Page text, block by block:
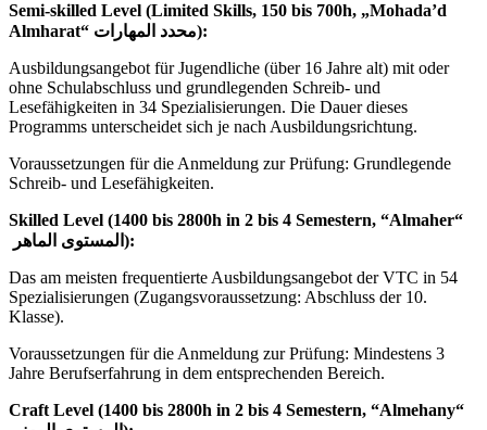
Semi-skilled Level (Limited Skills, 150 bis 700h, „Mohada’d
Almharat“ محدد المهارات):
Ausbildungsangebot für Jugendliche (über 16 Jahre alt) mit oder
ohne Schulabschluss und grundlegenden Schreib- und
Lesefähigkeiten in 34 Spezialisierungen. Die Dauer dieses
Programms unterscheidet sich je nach Ausbildungsrichtung.
Voraussetzungen für die Anmeldung zur Prüfung: Grundlegende
Schreib- und Lesefähigkeiten.
Skilled Level (1400 bis 2800h in 2 bis 4 Semestern, “Almaher“
المستوى الماهر):
Das am meisten frequentierte Ausbildungsangebot der VTC in 54
Spezialisierungen (Zugangsvoraussetzung: Abschluss der 10.
Klasse).
Voraussetzungen für die Anmeldung zur Prüfung: Mindestens 3
Jahre Berufserfahrung in dem entsprechenden Bereich.
Craft Level (1400 bis 2800h in 2 bis 4 Semestern, “Almehany“